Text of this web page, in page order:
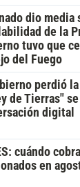
dio media
de la
tuvo que
del Fuego
perdió
de Tierras"
digital
cuándo
en